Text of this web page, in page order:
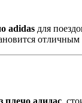
adidas для
плечо адидас,